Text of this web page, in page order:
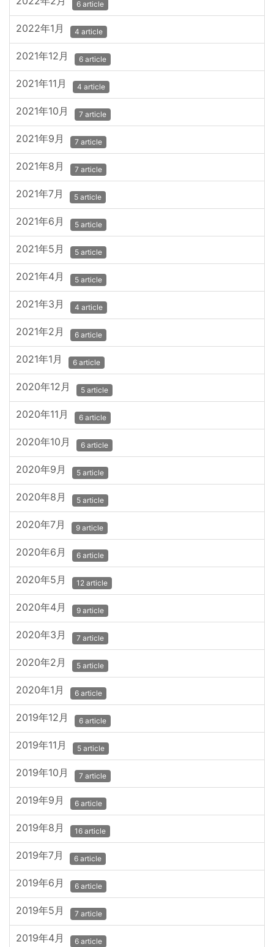
6 article
2022年1月 4 article
2021年12月 6 article
2021年11月 4 article
2021年10月 7 article
2021年9月 7 article
2021年8月 7 article
2021年7月 5 article
2021年6月 5 article
2021年5月 5 article
2021年4月 5 article
2021年3月 4 article
2021年2月 6 article
2021年1月 6 article
2020年12月 5 article
2020年11月 6 article
2020年10月 6 article
2020年9月 5 article
2020年8月 5 article
2020年7月 9 article
2020年6月 6 article
2020年5月 12 article
2020年4月 9 article
2020年3月 7 article
2020年2月 5 article
2020年1月 6 article
2019年12月 6 article
2019年11月 5 article
2019年10月 7 article
2019年9月 6 article
2019年8月 16 article
2019年7月 6 article
2019年6月 6 article
2019年5月 7 article
2019年4月 6 article